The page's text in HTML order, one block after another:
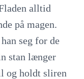
alltid
på magen.
seg for de
stan længer
og holdt sliren